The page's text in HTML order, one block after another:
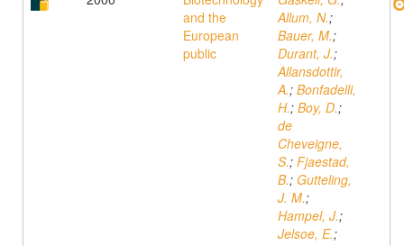
and the
European
public
Allum, N.;
Bauer, M.;
Durant, J.;
Allansdottir,
A.; Bonfadelli,
H.; Boy, D.;
de
Cheveigne,
S.; Fjaestad,
B.; Gutteling,
J. M.;
Hampel, J.;
Jelsoe, E.;